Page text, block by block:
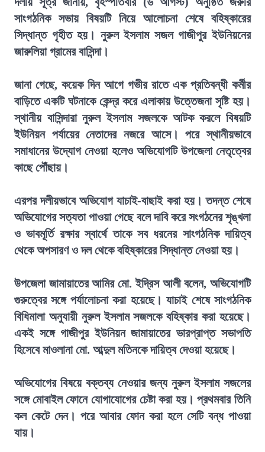
সাংগঠনিক সভায় বিষয়টি নিয়ে আলোচনা শেষে বহিষ্কারের
সিদ্ধান্ত গৃহীত হয়। নুরুল ইসলাম সজল গাজীপুর ইউনিয়নের
জারুলিয়া গ্রামের বাসিন্দা।
জানা গেছে, কয়েক দিন আগে গভীর রাতে এক প্রতিবন্ধী কর্মীর
বাড়িতে একটি ঘটনাকে কেন্দ্র করে এলাকায় উত্তেজনা সৃষ্টি হয়।
স্থানীয় বাসিন্দারা নুরুল ইসলাম সজলকে আটক করলে বিষয়টি
ইউনিয়ন পর্যায়ের নেতাদের নজরে আসে। পরে স্থানীয়ভাবে
সমাধানের উদ্যোগ নেওয়া হলেও অভিযোগটি উপজেলা নেতৃত্বের
কাছে পৌঁছায়।
এরপর দলীয়ভাবে অভিযোগ যাচাই-বাছাই করা হয়। তদন্ত শেষে
অভিযোগের সত্যতা পাওয়া গেছে বলে দাবি করে সংগঠনের শৃঙ্খলা
ও ভাবমূর্তি রক্ষার স্বার্থে তাকে সব ধরনের সাংগঠনিক দায়িত্ব
থেকে অপসারণ ও দল থেকে বহিষ্কারের সিদ্ধান্ত নেওয়া হয়।
উপজেলা জামায়াতের আমির মো. ইদ্রিস আলী বলেন, অভিযোগটি
গুরুত্বের সঙ্গে পর্যালোচনা করা হয়েছে। যাচাই শেষে সাংগঠনিক
বিধিমালা অনুযায়ী নুরুল ইসলাম সজলকে বহিষ্কার করা হয়েছে।
একই সঙ্গে গাজীপুর ইউনিয়ন জামায়াতের ভারপ্রাপ্ত সভাপতি
হিসেবে মাওলানা মো. আব্দুল মতিনকে দায়িত্ব দেওয়া হয়েছে।
অভিযোগের বিষয়ে বক্তব্য নেওয়ার জন্য নুরুল ইসলাম সজলের
সঙ্গে মোবাইল ফোনে যোগাযোগের চেষ্টা করা হয়। প্রথমবার তিনি
কল কেটে দেন। পরে আবার ফোন করা হলে সেটি বন্ধ পাওয়া
যায়।